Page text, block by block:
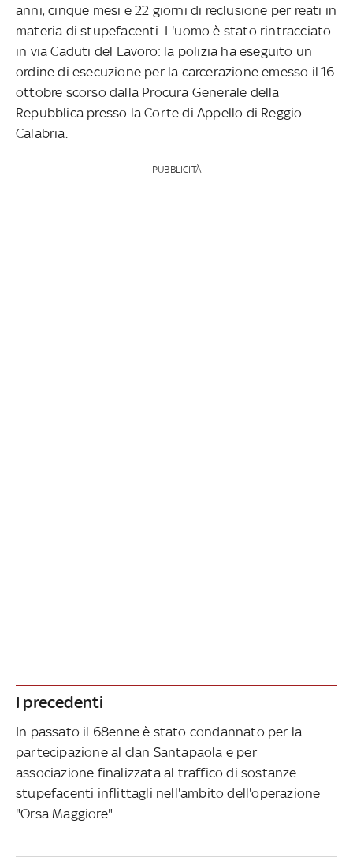
anni, cinque mesi e 22 giorni di reclusione per reati in
materia di stupefacenti. L'uomo è stato rintracciato
in via Caduti del Lavoro: la polizia ha eseguito un
ordine di esecuzione per la carcerazione emesso il 16
ottobre scorso dalla Procura Generale della
Repubblica presso la Corte di Appello di Reggio
Calabria.
PUBBLICITÀ
I precedenti
In passato il 68enne è stato condannato per la
partecipazione al clan Santapaola e per
associazione finalizzata al traffico di sostanze
stupefacenti inflittagli nell'ambito dell'operazione
"Orsa Maggiore".